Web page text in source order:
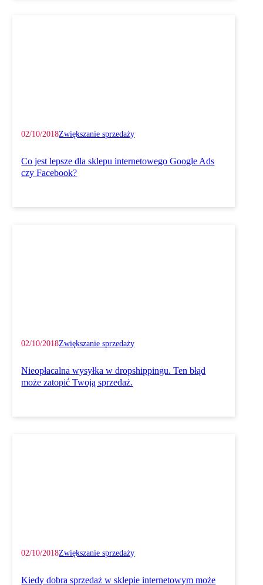
02/10/2018Zwiększanie sprzedaży
Co jest lepsze dla sklepu internetowego Google Ads
czy Facebook?
02/10/2018Zwiększanie sprzedaży
Nieopłacalna wysyłka w dropshippingu. Ten błąd
może zatopić Twoją sprzedaż.
02/10/2018Zwiększanie sprzedaży
Kiedy dobra sprzedaż w sklepie internetowym może